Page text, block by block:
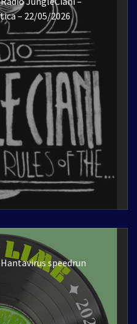
– 22/05/2026
speedrun